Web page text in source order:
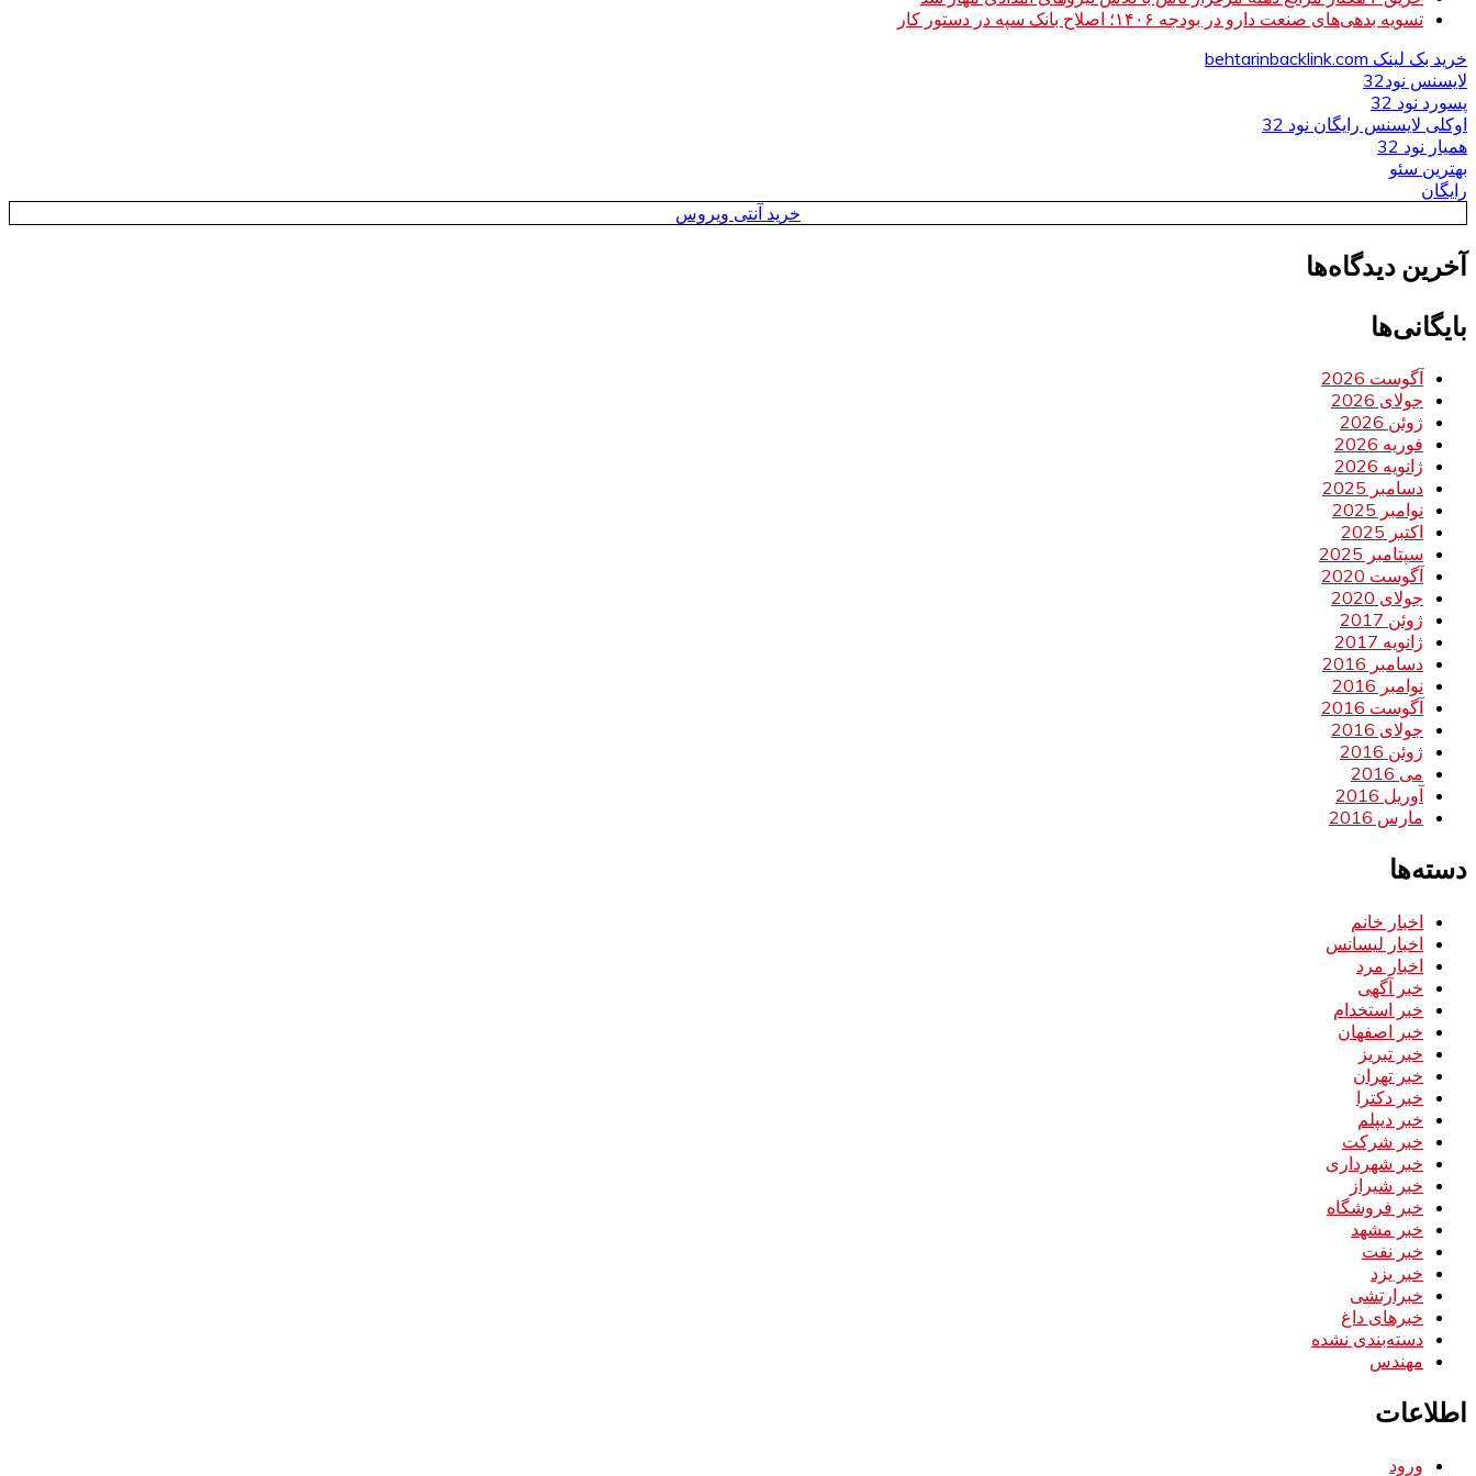
تسویه بدهی‌های صنعت دارو در بودجه ۱۴۰۶؛ اصلاح بانک سپه در دستور کار
خرید بک لینک behtarinbacklink.com
لایسنس نود32
پسورد نود 32
اوکلی لایسنس رایگان نود 32
همیار نود 32
بهترین سئو
رایگان
خرید آنتی ویروس
آخرین دیدگاه‌ها
بایگانی‌ها
آگوست 2026
جولای 2026
ژوئن 2026
فوریه 2026
ژانویه 2026
دسامبر 2025
نوامبر 2025
اکتبر 2025
سپتامبر 2025
آگوست 2020
جولای 2020
ژوئن 2017
ژانویه 2017
دسامبر 2016
نوامبر 2016
آگوست 2016
جولای 2016
ژوئن 2016
می 2016
آوریل 2016
مارس 2016
دسته‌ها
اخبار خانم
اخبار لیسانس
اخبار مرد
خبر آگهی
خبر استخدام
خبر اصفهان
خبر تبریز
خبر تهران
خبر دکترا
خبر دیپلم
خبر شرکت
خبر شهرداری
خبر شیراز
خبر فروشگاه
خبر مشهد
خبر نفت
خبر یزد
خبرارتشی
خبرهای داغ
دسته‌بندی نشده
مهندس
اطلاعات
ورود